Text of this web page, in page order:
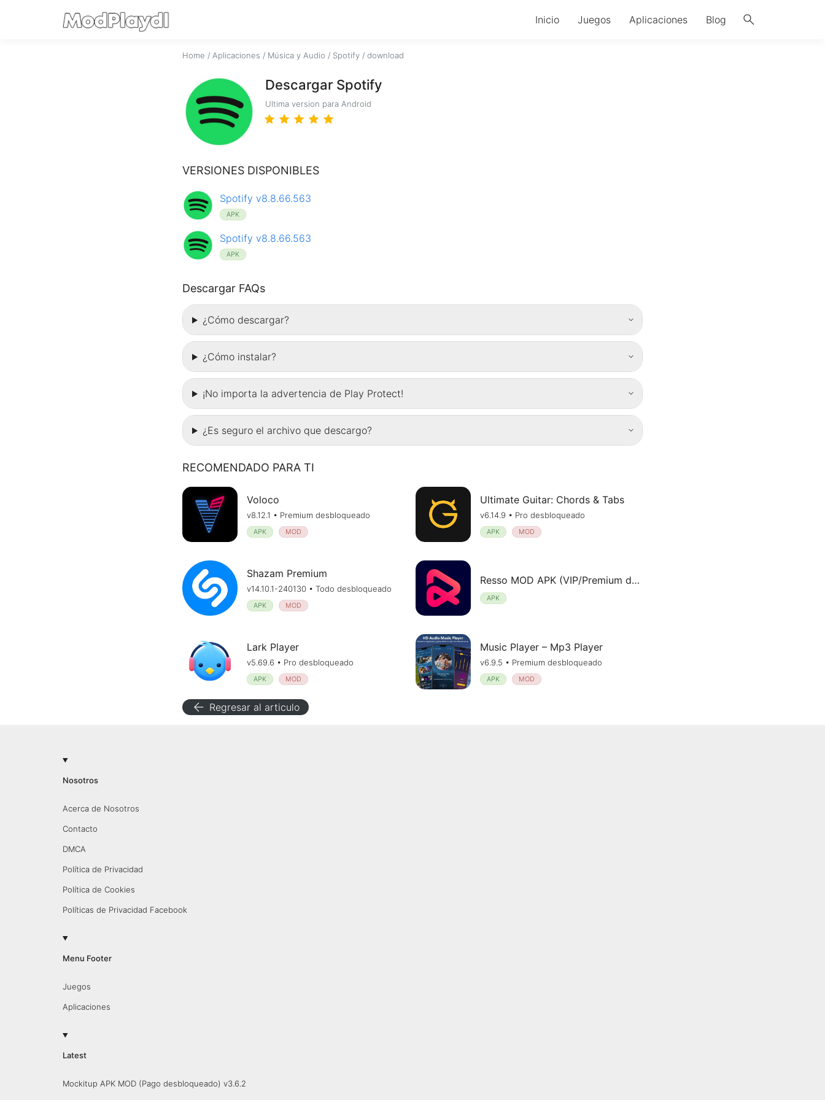
search
Inicio Juegos Aplicaciones Blog
Home / Aplicaciones / Música y Audio / Spotify/ download
Descargar Spotify
Ultima version para Android
VERSIONES DISPONIBLES
Spotify v8.8.66.563
APK
Spotify v8.8.66.563
APK
Descargar FAQs
¿Cómo descargar?
¿Cómo instalar?
¡No importa la advertencia de Play Protect!
¿Es seguro el archivo que descargo?
RECOMENDADO PARA TI
Voloco
v8.12.1 • Premium desbloqueado
APK MOD
Ultimate Guitar: Chords & Tabs
v6.14.9 • Pro desbloqueado
APK MOD
Shazam Premium
v14.10.1-240130 • Todo desbloqueado
APK MOD
Resso MOD APK (VIP/Premium desbloqueado) v1.85.0
APK
Lark Player
v5.69.6 • Pro desbloqueado
APK MOD
Music Player – Mp3 Player
v6.9.5 • Premium desbloqueado
APK MOD
arrow_back Regresar al articulo
Nosotros
Acerca de Nosotros
Contacto
DMCA
Política de Privacidad
Política de Cookies
Políticas de Privacidad Facebook
Menu Footer
Juegos
Aplicaciones
Latest
Mockitup APK MOD (Pago desbloqueado) v3.6.2